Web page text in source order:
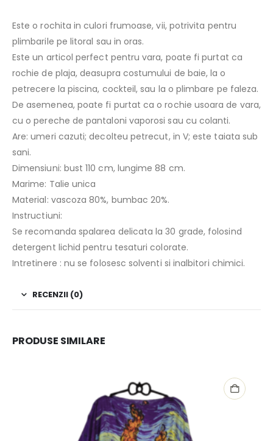
Este o rochita in culori frumoase, vii, potrivita pentru
plimbarile pe litoral sau in oras.
Este un articol perfect pentru vara, poate fi purtat ca
rochie de plaja, deasupra costumului de baie, la o
petrecere la piscina, cockteil, sau la o plimbare pe faleza.
De asemenea, poate fi purtat ca o rochie usoara de vara,
cu o pereche de pantaloni vaporosi sau cu colanti.
Are: umeri cazuti; decolteu petrecut, in V; este taiata sub
sani.
Dimensiuni: bust 110 cm, lungime 88 cm.
Marime: Talie unica
Material: vascoza 80%, bumbac 20%.
Instructiuni:
Se recomanda spalarea delicata la 30 grade, folosind
detergent lichid pentru tesaturi colorate.
Intretinere : nu se folosesc solventi si inalbitori chimici.
RECENZII (0)
PRODUSE SIMILARE